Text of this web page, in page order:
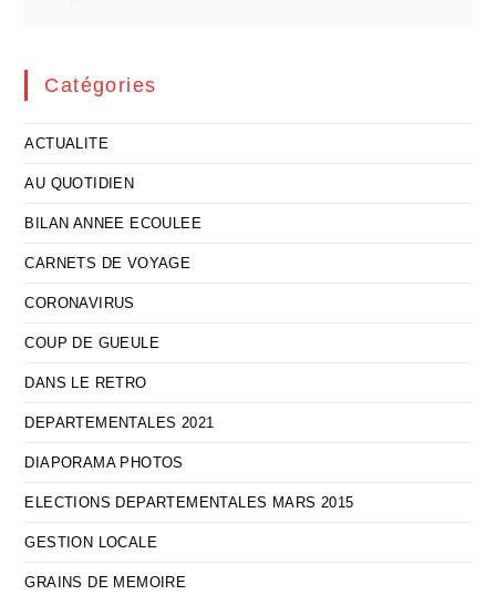
Catégories
ACTUALITE
AU QUOTIDIEN
BILAN ANNEE ECOULEE
CARNETS DE VOYAGE
CORONAVIRUS
COUP DE GUEULE
DANS LE RETRO
DEPARTEMENTALES 2021
DIAPORAMA PHOTOS
ELECTIONS DEPARTEMENTALES MARS 2015
GESTION LOCALE
GRAINS DE MEMOIRE